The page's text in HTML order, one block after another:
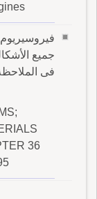
جميع
فى الملاحظة (2) من هذا
36